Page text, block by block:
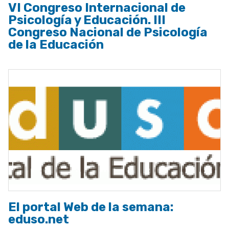
VI Congreso Internacional de
Psicología y Educación. III
Congreso Nacional de Psicología
de la Educación
El portal Web de la semana:
eduso.net